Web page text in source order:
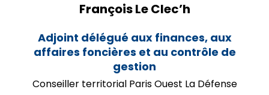
François Le Clec’h
Adjoint délégué aux finances, aux
affaires foncières et au contrôle de
gestion
Conseiller territorial Paris Ouest La Défense